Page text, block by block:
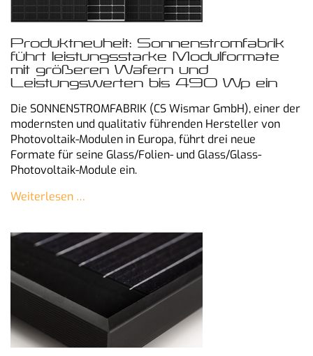
Produktneuheit: Sonnenstromfabrik
führt leistungsstarke Modulformate
mit größeren Wafern und
Leistungswerten bis 490 Wp ein
Die SONNENSTROMFABRIK (CS Wismar GmbH), einer der
modernsten und qualitativ führenden Hersteller von
Photovoltaik-Modulen in Europa, führt drei neue
Formate für seine Glass/Folien- und Glass/Glass-
Photovoltaik-Module ein.
Weiterlesen …